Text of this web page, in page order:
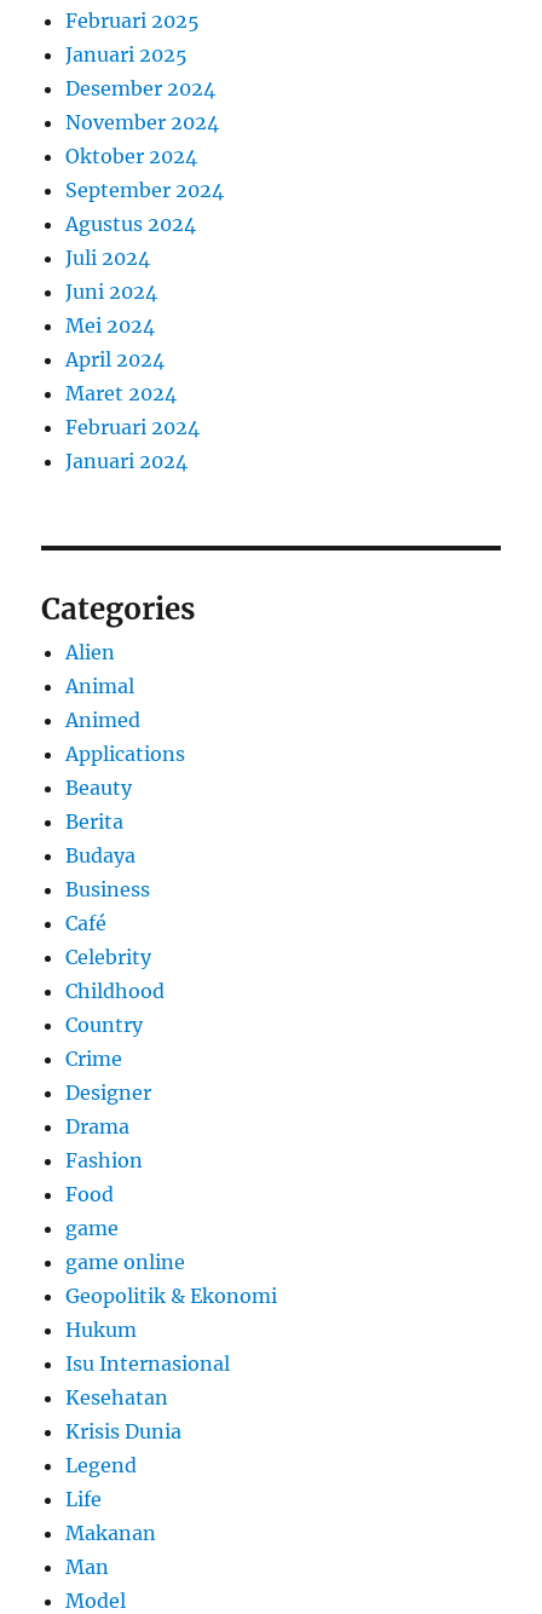
Februari 2025
Januari 2025
Desember 2024
November 2024
Oktober 2024
September 2024
Agustus 2024
Juli 2024
Juni 2024
Mei 2024
April 2024
Maret 2024
Februari 2024
Januari 2024
Categories
Alien
Animal
Animed
Applications
Beauty
Berita
Budaya
Business
Café
Celebrity
Childhood
Country
Crime
Designer
Drama
Fashion
Food
game
game online
Geopolitik & Ekonomi
Hukum
Isu Internasional
Kesehatan
Krisis Dunia
Legend
Life
Makanan
Man
Model